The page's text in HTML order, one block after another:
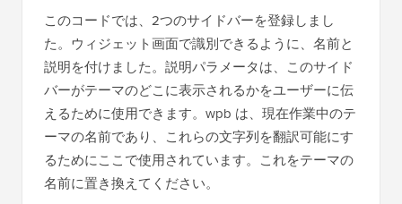
このコードでは、2つのサイドバーを登録しまし
た。ウィジェット画面で識別できるように、名前と
説明を付けました。説明パラメータは、このサイド
バーがテーマのどこに表示されるかをユーザーに伝
えるために使用できます。wpb は、現在作業中のテ
ーマの名前であり、これらの文字列を翻訳可能にす
るためにここで使用されています。これをテーマの
名前に置き換えてください。